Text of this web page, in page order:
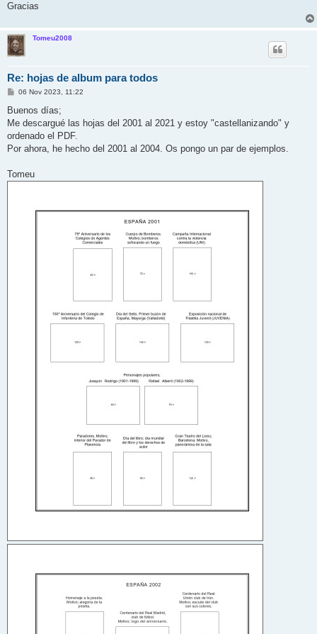
Gracias
Tomeu2008
Re: hojas de album para todos
M
n
a
j
06 Nov 2023, 11:22
Buenos días;
Me descargué las hojas del 2001 al 2021 y estoy "castellanizando" y
ordenado el PDF.
Por ahora, he hecho del 2001 al 2004. Os pongo un par de ejemplos.
Tomeu